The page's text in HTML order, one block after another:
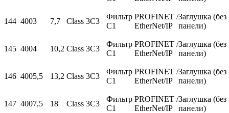
144 4003 7,7 Class 3C3
Фильтр
С1
PROFINET /
EtherNet/IP
Заглушка (без
панели)
145 4004 10,2 Class 3C3
Фильтр
С1
PROFINET /
EtherNet/IP
Заглушка (без
панели)
146 4005,5 13,2 Class 3C3
Фильтр
С1
PROFINET /
EtherNet/IP
Заглушка (без
панели)
147 4007,5 18 Class 3C3
Фильтр
С1
PROFINET /
EtherNet/IP
Заглушка (без
панели)